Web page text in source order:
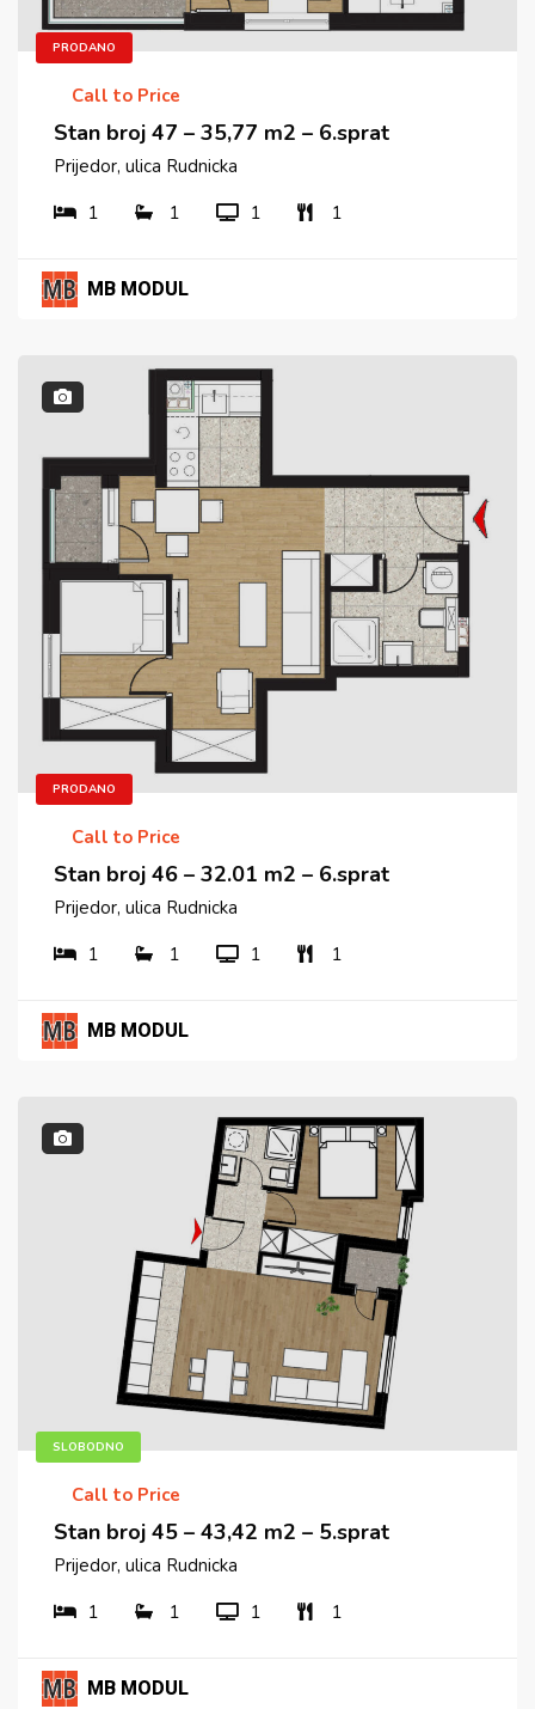
PRODANO
Call to Price
Stan broj 47 – 35,77 m2 – 6.sprat
Prijedor, ulica Rudnicka
1
1 1 1
MB MODUL
PRODANO
Call to Price
Stan broj 46 – 32.01 m2 – 6.sprat
Prijedor, ulica Rudnicka
1
1 1 1
MB MODUL
SLOBODNO
Call to Price
Stan broj 45 – 43,42 m2 – 5.sprat
Prijedor, ulica Rudnicka
1
1 1 1
MB MODUL